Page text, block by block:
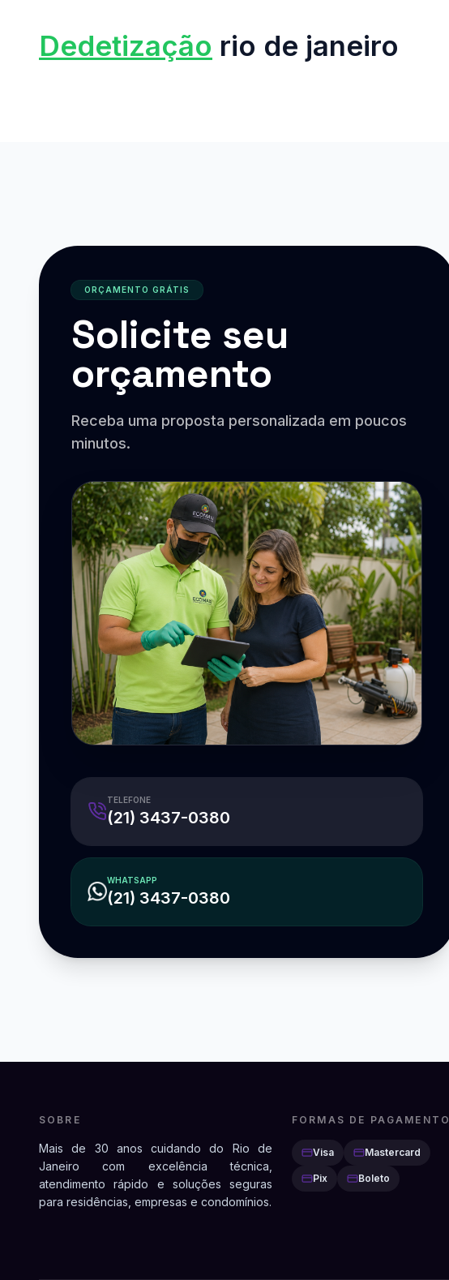
Dedetização rio de janeiro
ORÇAMENTO GRÁTIS
Solicite seu
orçamento
Receba uma proposta personalizada em poucos
minutos.
TELEFONE
(21) 3437-0380
WHATSAPP
(21) 3437-0380
SOBRE
Mais de 30 anos cuidando do Rio de
Janeiro com excelência técnica,
atendimento rápido e soluções seguras
para residências, empresas e condomínios.
FORMAS DE PAGAMENTO
Visa Mastercard
Pix Boleto